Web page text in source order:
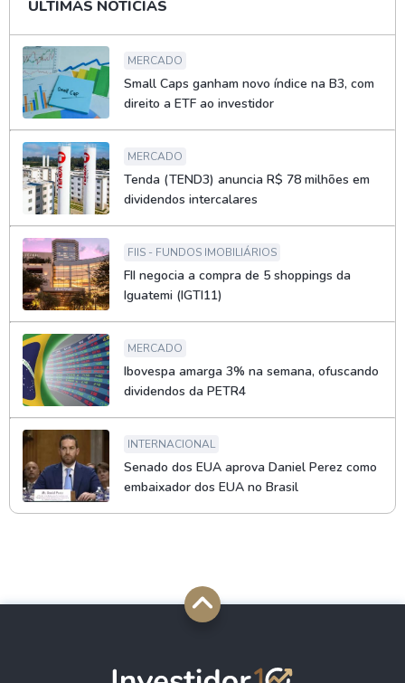
ÚLTIMAS NOTÍCIAS
MERCADO
Small Caps ganham novo índice na B3, com
direito a ETF ao investidor
MERCADO
Tenda (TEND3) anuncia R$ 78 milhões em
dividendos intercalares
FIIS - FUNDOS IMOBILIÁRIOS
FII negocia a compra de 5 shoppings da
Iguatemi (IGTI11)
MERCADO
Ibovespa amarga 3% na semana, ofuscando
dividendos da PETR4
INTERNACIONAL
Senado dos EUA aprova Daniel Perez como
embaixador dos EUA no Brasil